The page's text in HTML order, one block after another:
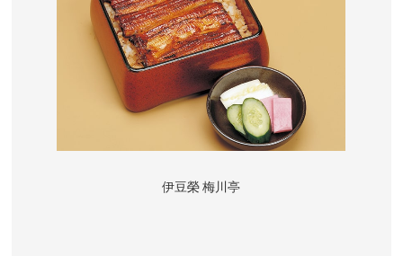
唐門開閉時間／11月～1月 6:00～17:00、2月 6:00～
17:30、3月 6:00～18:00、4・5・9月 5:30～18:00、6
月～8月 5:00～18:00、10月 5:30～17:30 ※1月1日の
開門は0:00～19:00
アクセス／千代田線根津駅 千駄木駅・南北線東大前駅
より徒歩約5分。 三田線 白山駅より徒歩約10分。
所在地／東京都文京区根津1-28-9
お問い合わせ／03-3822-0753(受付時間9:00～17:00)
伊豆榮 梅川亭